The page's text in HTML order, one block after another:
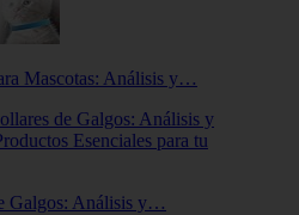
Mascotas: Análisis y…
Galgos: Análisis y…